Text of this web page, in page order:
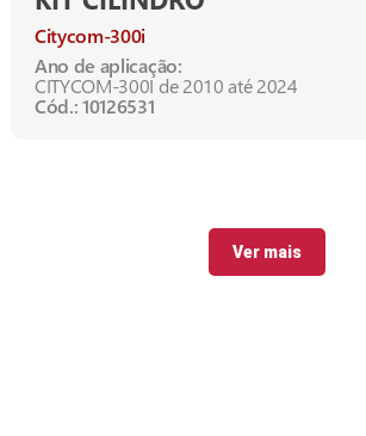
Citycom-300i
Ano de aplicação:
CITYCOM-300I de 2010 até 2024
Cód.: 10126531
Ver mais